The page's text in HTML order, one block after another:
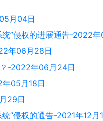
月04日
”侵权的进展通告-2022年
年06月28日
-2022年06月24日
05月18日
29日
”侵权的通告-2021年12月